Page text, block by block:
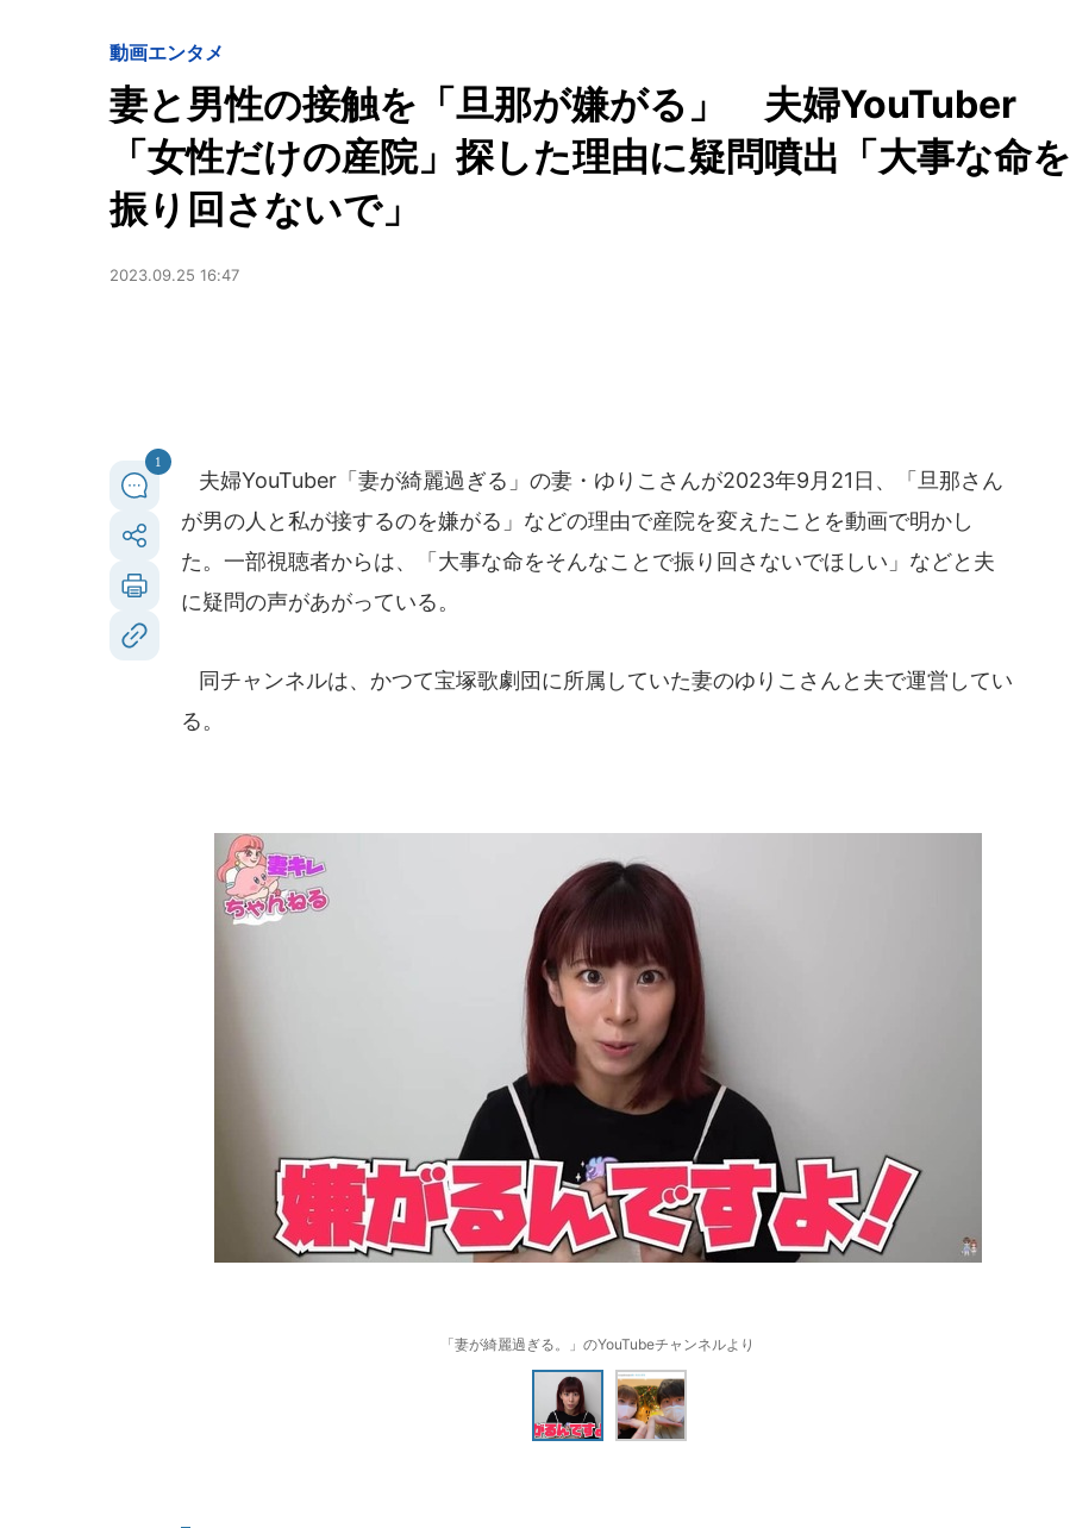
動画エンタメ
妻と男性の接触を「旦那が嫌がる」 夫婦YouTuber
「女性だけの産院」探した理由に疑問噴出「大事な命を
振り回さないで」
2023.09.25 16:47
1
夫婦YouTuber「妻が綺麗過ぎる」の妻・ゆりこさんが2023年9月21日、「旦那さん
が男の人と私が接するのを嫌がる」などの理由で産院を変えたことを動画で明かし
た。一部視聴者からは、「大事な命をそんなことで振り回さないでほしい」などと夫
に疑問の声があがっている。
同チャンネルは、かつて宝塚歌劇団に所属していた妻のゆりこさんと夫で運営してい
る。
「妻が綺麗過ぎる。」のYouTubeチャンネルより